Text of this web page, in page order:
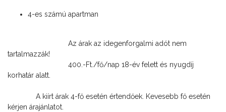
4-es számú apartman
Az árak az idegenforgalmi adót nem
tartalmazzák!
400.-Ft./fő/nap 18-év felett és nyugdíj
korhatár alatt.
A kiírt árak 4-fő esetén értendőek. Kevesebb fő esetén
kérjen árajánlatot.